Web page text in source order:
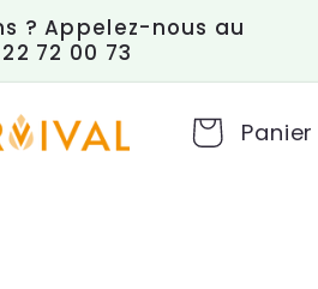
? Appelez-nous au
72 00 73
Panier